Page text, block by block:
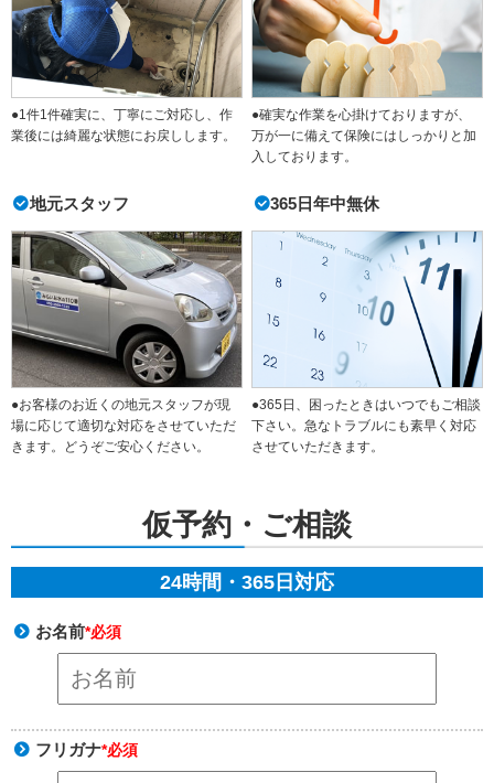
●1件1件確実に、丁寧にご対応し、作
業後には綺麗な状態にお戻しします。
●確実な作業を心掛けておりますが、
万が一に備えて保険にはしっかりと加
入しております。
地元スタッフ
●お客様のお近くの地元スタッフが現
場に応じて適切な対応をさせていただ
きます。どうぞご安心ください。
365日年中無休
●365日、困ったときはいつでもご相談
下さい。急なトラブルにも素早く対応
させていただきます。
仮予約・ご相談
24時間・365日対応
お名前*必須
フリガナ*必須